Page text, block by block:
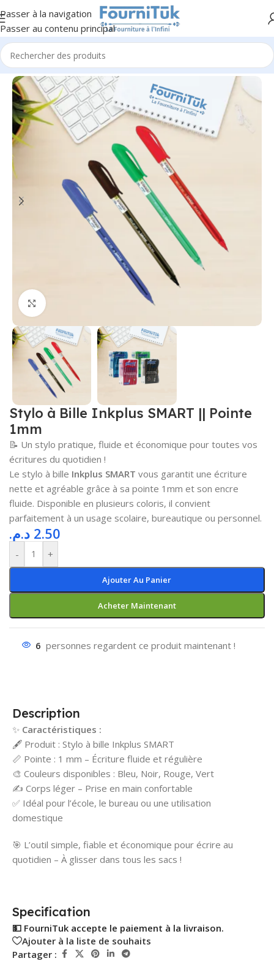
Passer à la navigation
Passer au contenu principal
Accueil/Fourniture de Bureau/Ecriture & Correction
Cliquez pour agrandir
Stylo à Bille Inkplus SMART || Pointe
1mm
📝 Un stylo pratique, fluide et économique pour toutes vos
écritures du quotidien !
Le stylo à bille Inkplus SMART vous garantit une écriture
nette et agréable grâce à sa pointe 1mm et son encre
fluide. Disponible en plusieurs coloris, il convient
parfaitement à un usage scolaire, bureautique ou personnel.
2.50 د.م.
- +
Ajouter Au Panier
Acheter Maintenant
6 personnes regardent ce produit maintenant !
Description
✨ Caractéristiques :
🖋️ Produit : Stylo à bille Inkplus SMART
📏 Pointe : 1 mm – Écriture fluide et régulière
🎨 Couleurs disponibles : Bleu, Noir, Rouge, Vert
✍️ Corps léger – Prise en main confortable
✅ Idéal pour l’école, le bureau ou une utilisation
domestique
🎯 L’outil simple, fiable et économique pour écrire au
quotidien – À glisser dans tous les sacs !
Specification
💵 FourniTuk accepte le paiement à la livraison.
Ajouter à la liste de souhaits
Partager :